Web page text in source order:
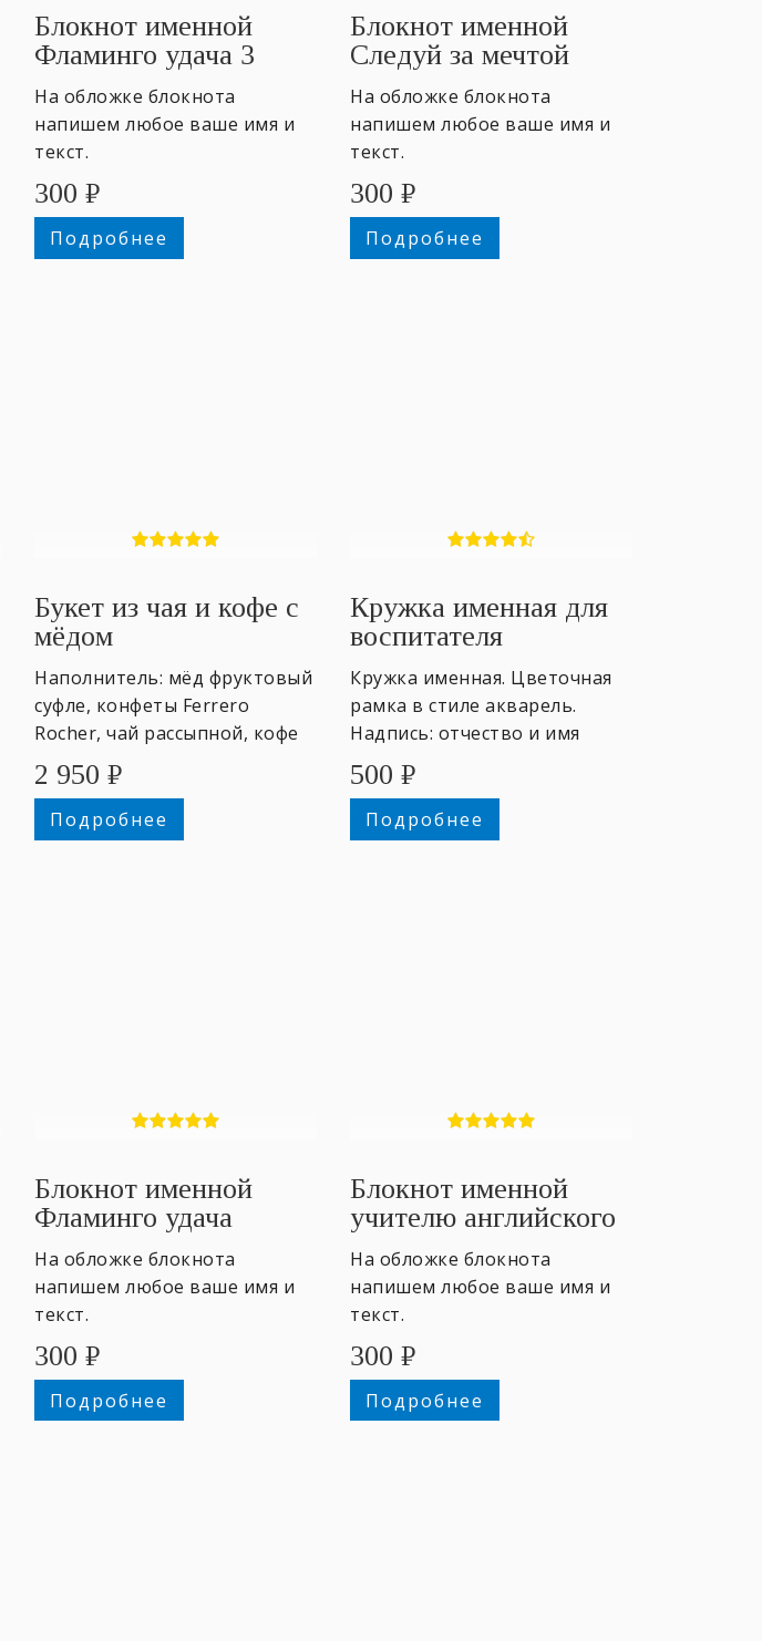
Блокнот именной
Фламинго удача 3
На обложке блокнота
напишем любое ваше имя и
текст.
300 ₽
Подробнее
Блокнот именной
Следуй за мечтой
На обложке блокнота
напишем любое ваше имя и
текст.
300 ₽
Подробнее
Букет из чая и кофе с
мёдом
Наполнитель: мёд фруктовый
суфле, конфеты Ferrero
Rocher, чай рассыпной, кофе
молотый. +именная открытка
2 950 ₽
Подробнее
Кружка именная для
воспитателя
Кружка именная. Цветочная
рамка в стиле акварель.
Надпись: отчество и имя
воспитателя и подпись от
учеников.
500 ₽
Подробнее
Блокнот именной
Фламинго удача
На обложке блокнота
напишем любое ваше имя и
текст.
300 ₽
Подробнее
Блокнот именной
учителю английского
#3
На обложке блокнота
напишем любое ваше имя и
текст.
300 ₽
Подробнее